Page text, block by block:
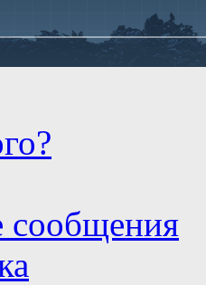
сообщения